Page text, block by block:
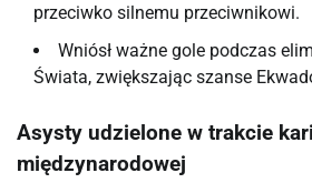
przeciwko silnemu przeciwnikowi.
Wniósł ważne gole podczas
Świata, zwiększając szanse
Asysty udzielone w trakcie
międzynarodowej